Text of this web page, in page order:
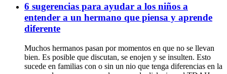
6 sugerencias para ayudar a los niños a
entender a un hermano que piensa y aprende
diferente
Muchos hermanos pasan por momentos en que no se llevan
bien. Es posible que discutan, se enojen y se insulten. Esto
sucede en familias con o sin un nio que tenga diferencias en la